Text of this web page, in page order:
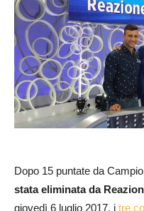
Dopo 15 puntate da
stata eliminata da
giovedì 6 luglio 2017, i tre